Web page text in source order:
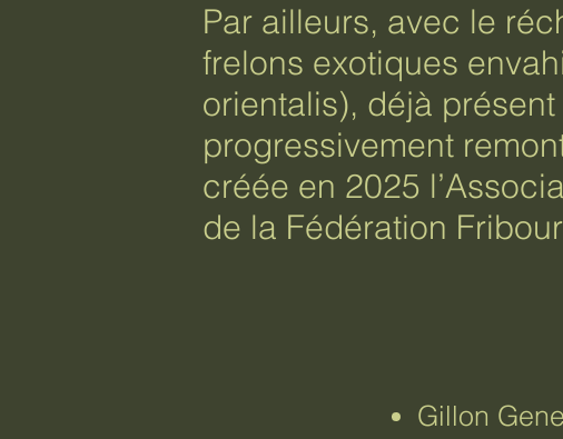
Par ailleurs, avec le
frelons exotiques
orientalis), déjà
progressivement
créée en 2025
de la Fédération
Gillon